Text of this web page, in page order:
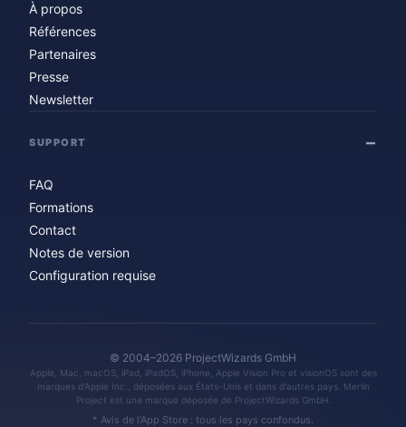
À propos
Références
Partenaires
Presse
Newsletter
SUPPORT
FAQ
Formations
Contact
Notes de version
Configuration requise
© 2004–2026 ProjectWizards GmbH
Apple, Mac, macOS, iPad, iPadOS, iPhone, Apple Vision Pro et visionOS sont des
marques d'Apple Inc., déposées aux États-Unis et dans d'autres pays. Merlin
Project est une marque déposée de ProjectWizards GmbH.
* Avis de l'App Store : tous les pays confondus.